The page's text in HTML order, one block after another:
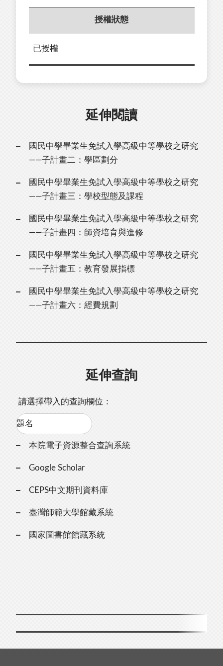
授權狀態
已授權
延伸閱讀
國民中學畢業生免試入學高級中等學校之研究
——子計畫二：學區劃分
國民中學畢業生免試入學高級中等學校之研究
——子計畫三：學校型態及課程
國民中學畢業生免試入學高級中等學校之研究
——子計畫四：師資培育與進修
國民中學畢業生免試入學高級中等學校之研究
——子計畫五：教育發展指標
國民中學畢業生免試入學高級中等學校之研究
——子計畫六：經費規劃
延伸查詢
請選擇帶入的查詢欄位：
本院電子資源整合查詢系統
Google Scholar
CEPS中文期刊資料庫
臺灣師範大學館藏系統
國家圖書館館藏系統